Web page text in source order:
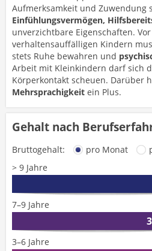
Aufmerksamkeit und Zuwendung
Einfühlungsvermögen,
unverzichtbare Eigenschaften.
verhaltensauffälligen Kindern
stets Ruhe bewahren und
Arbeit mit Kleinkindern darf sich
Körperkontakt scheuen. Darüber
Mehrsprachigkeit ein Plus.
Gehalt nach
Bruttogehalt: pro Monat
> 9 Jahre
7–9 Jahre
3–6 Jahre